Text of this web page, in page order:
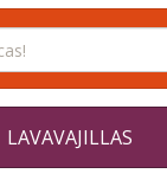
LAVAVAJILLAS